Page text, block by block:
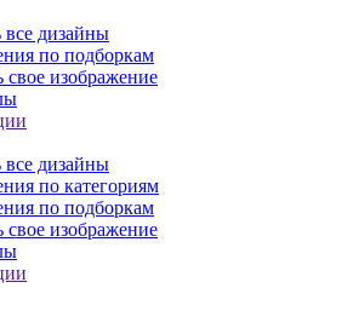
все дизайны
по подборкам
свое изображение
все дизайны
по категориям
по подборкам
свое изображение